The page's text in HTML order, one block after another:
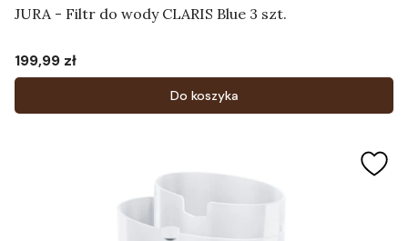
JURA - Filtr do wody CLARIS Blue 3 szt.
Cena
199,99 zł
Do koszyka